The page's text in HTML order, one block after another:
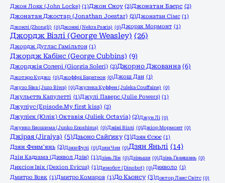
Джон Локк (John Locke) (1)Джон Сноу (2)Джонатан Баєрс (2)
Джонатан Джостар (Jonathan Joestar) (2)Джонатан Сімс (1)
Джонлі (Zhongli) (0)Джонні (Nekra Psaria) (0)Джорах Мормонт (1)
Джордж Візлі (George Weasley) (26)
Джордж Дуглас Гамільтон (1)
Джордж Кабінс (George Cubbins) (9)
Джорджія Солері (Giorgia Soleri) (2)Джорно Джованна (6)
Джотаро Куджо (0)Джоффрі Баратеон (0)Джош Дан (1)
Джузо Біва (Juzo Biwa) (0)Джулека Куффен (Juleka Couffaine) (0)
Джульєтта Капулетті (1)Джулі Паверс (Julie Powers) (1)
Джуліус (Episode.My first kiss) (2)
Джулієк (Юлік) Октавія (Juliek Octavia) (2)Джун Лі (0)
Джунко Еношима (Junko Enoshima) (0)Джіні Візлі (0)Джіор Мормонт (0)
Джірая (Jiraiya) (5)Дзьоно Сайґику (3)Дзян Єсює (1)
Дзян Фенм'янь (2)Дзян Фулі (0)Дзян Чен (0)Дзян Яньлі (14)
Дзін Кадзама (Диявол Дзін) (1)Дзінь Лін (0)Дзіньши (0)Дзінь Ґваншань (0)
Диксіон Івік (Dexion Evicus) (1)Динобот (Dinobot) (0)Дияволо (1)
Дмитро Вовк (1)Дмитро Комаров (1)До Кьонсу (3)Доктор Ланс Світс (0)